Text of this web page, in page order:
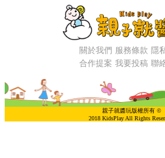
關於我們 服務條款 隱
合作提案 我要投稿 聯
親子就醬玩版權所有 ©
2018 KidsPlay All Rights